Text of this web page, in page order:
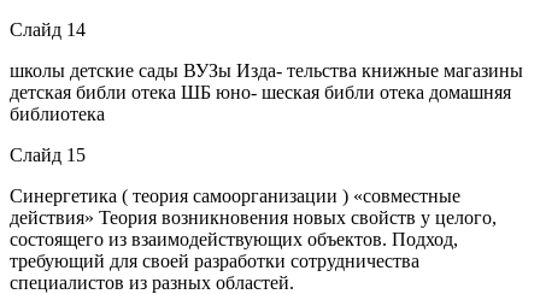
Слайд 14
школы детские сады ВУЗы Изда- тельства книжные магазины
детская библи отека ШБ юно- шеская библи отека домашняя
библиотека
Слайд 15
Синергетика ( теория самоорганизации ) «совместные
действия» Теория возникновения новых свойств у целого,
состоящего из взаимодействующих объектов. Подход,
требующий для своей разработки сотрудничества
специалистов из разных областей.